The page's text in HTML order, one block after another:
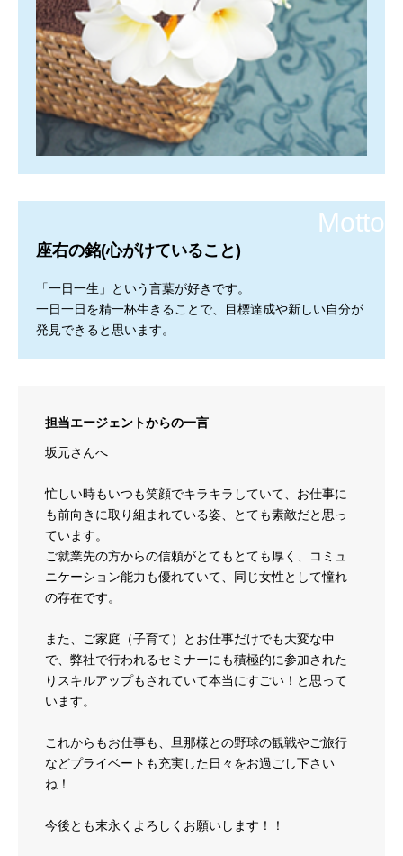
座右の銘(心がけていること)
「一日一生」という言葉が好きです。
一日一日を精一杯生きることで、目標達成や新しい自分が
発見できると思います。
担当エージェントからの一言
坂元さんへ
忙しい時もいつも笑顔でキラキラしていて、お仕事に
も前向きに取り組まれている姿、とても素敵だと思っ
ています。
ご就業先の方からの信頼がとてもとても厚く、コミュ
ニケーション能力も優れていて、同じ女性として憧れ
の存在です。
また、ご家庭（子育て）とお仕事だけでも大変な中
で、弊社で行われるセミナーにも積極的に参加された
りスキルアップもされていて本当にすごい！と思って
います。
これからもお仕事も、旦那様との野球の観戦やご旅行
などプライベートも充実した日々をお過ごし下さい
ね！
今後とも末永くよろしくお願いします！！